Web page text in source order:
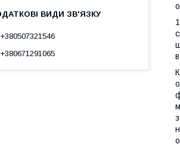
+380507321546
+380671291065